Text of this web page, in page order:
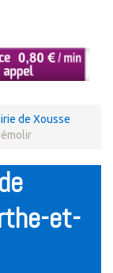
de Xousse
et-